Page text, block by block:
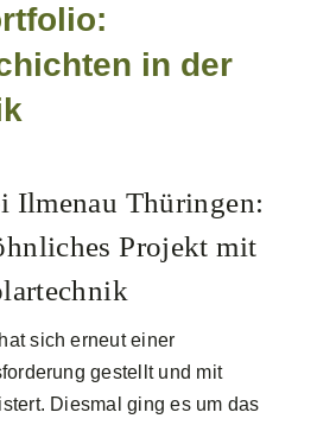
in der
Ilmenau Thüringen:
Projekt mit
sich erneut einer
gestellt und mit
Diesmal ging es um das